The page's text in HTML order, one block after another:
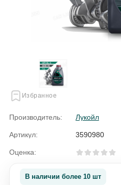
Избранное
Производитель: Лукойл
Артикул: 3590980
Оценка:
В наличии более 10 шт